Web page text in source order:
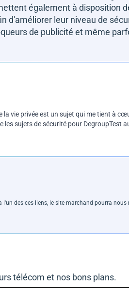
également à disposition
d'améliorer leur niveau de
de publicité et même
vie privée est un sujet qui me tient à
sujets de sécurité pour DegroupTest
des ces liens, le site marchand pourra
télécom et nos bons plans.